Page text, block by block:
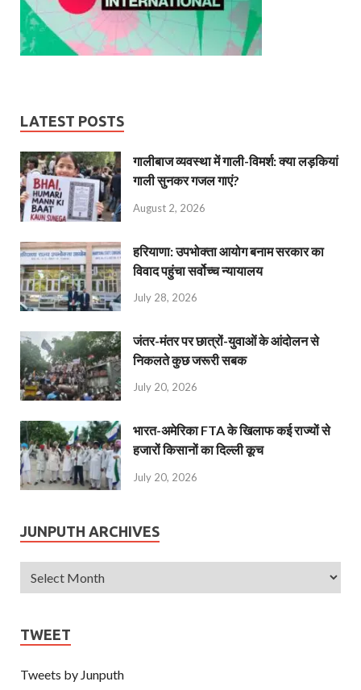
LATEST POSTS
गालीबाज व्‍यवस्‍था में गाली-विमर्श: क्या लड़कियां
गाली सुनकर गजल गाएं?
August 2, 2026
हरियाणा: उपभोक्ता आयोग बनाम सरकार का
विवाद पहुंचा सर्वोच्च न्यायालय
July 28, 2026
जंतर-मंतर पर छात्रों-युवाओं के आंदोलन से
निकलते कुछ जरूरी सबक
July 20, 2026
भारत-अमेरिका FTA के खिलाफ कई राज्यों से
हजारों किसानों का दिल्ली कूच
July 20, 2026
JUNPUTH ARCHIVES
TWEET
Tweets by Junputh